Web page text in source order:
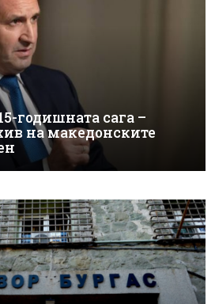
годишната сага –
на македонските